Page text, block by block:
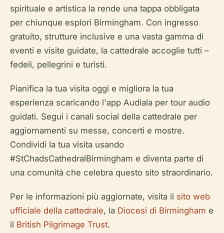
spirituale e artistica la rende una tappa obbligata
per chiunque esplori Birmingham. Con ingresso
gratuito, strutture inclusive e una vasta gamma di
eventi e visite guidate, la cattedrale accoglie tutti –
fedeli, pellegrini e turisti.
Pianifica la tua visita oggi e migliora la tua
esperienza scaricando l'app Audiala per tour audio
guidati. Segui i canali social della cattedrale per
aggiornamenti su messe, concerti e mostre.
Condividi la tua visita usando
#StChadsCathedralBirmingham e diventa parte di
una comunità che celebra questo sito straordinario.
Per le informazioni più aggiornate, visita il sito web
ufficiale della cattedrale, la Diocesi di Birmingham e
il British Pilgrimage Trust.